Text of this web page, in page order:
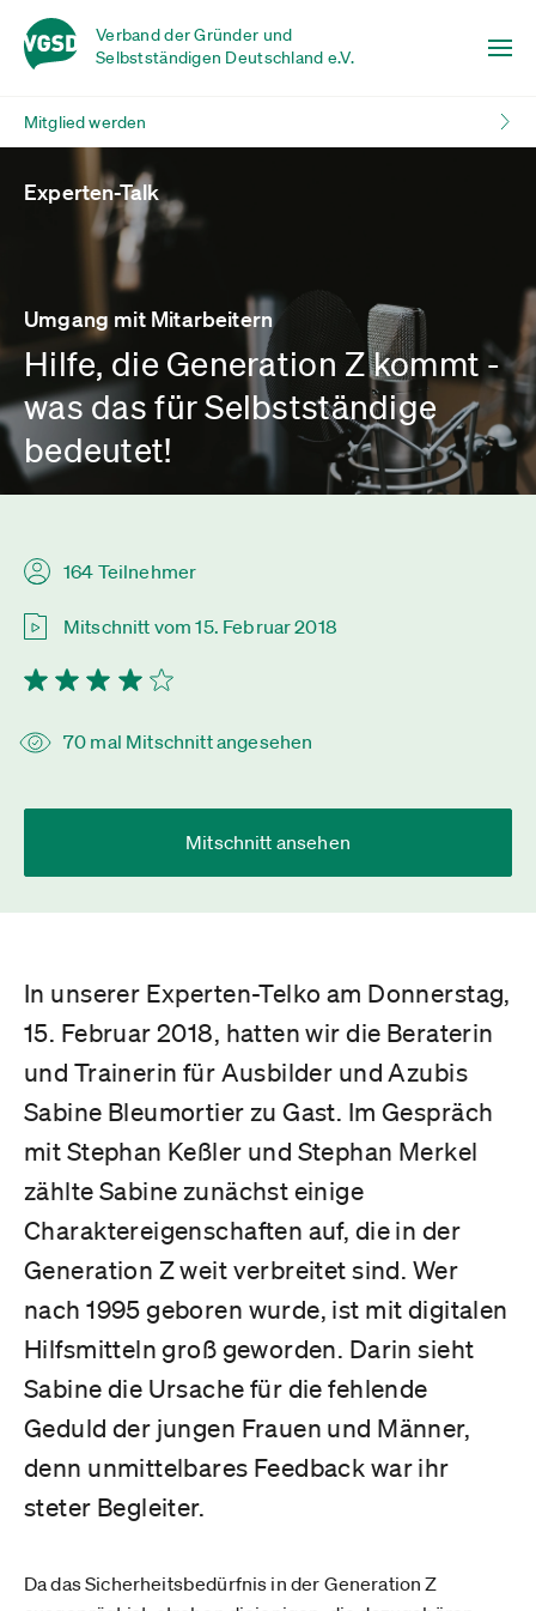
Verband der Gründer und
Selbstständigen Deutschland e.V.
Mitglied werden
Experten-Talk
Umgang mit Mitarbeitern
Hilfe, die Generation Z kommt -
was das für Selbstständige
bedeutet!
164 Teilnehmer
Mitschnitt vom 15. Februar 2018
70 mal Mitschnitt angesehen
Mitschnitt ansehen
In unserer Experten-Telko am Donnerstag,
15. Februar 2018, hatten wir die Beraterin
und Trainerin für Ausbilder und Azubis
Sabine Bleumortier zu Gast. Im Gespräch
mit Stephan Keßler und Stephan Merkel
zählte Sabine zunächst einige
Charaktereigenschaften auf, die in der
Generation Z weit verbreitet sind. Wer
nach 1995 geboren wurde, ist mit digitalen
Hilfsmitteln groß geworden. Darin sieht
Sabine die Ursache für die fehlende
Geduld der jungen Frauen und Männer,
denn unmittelbares Feedback war ihr
steter Begleiter.
Da das Sicherheitsbedürfnis in der Generation Z